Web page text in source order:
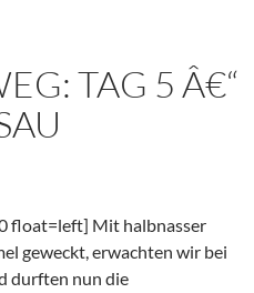
TAG 5 Â€“
float=left] Mit halbnasser
geweckt, erwachten wir bei
durften nun die